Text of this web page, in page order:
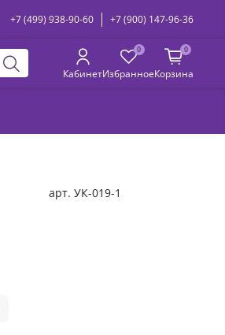
+7 (499) 938-90-60 +7 (900) 147-96-36
Кабинет
0
Избранное
0
Корзина
арт. УК-019-1